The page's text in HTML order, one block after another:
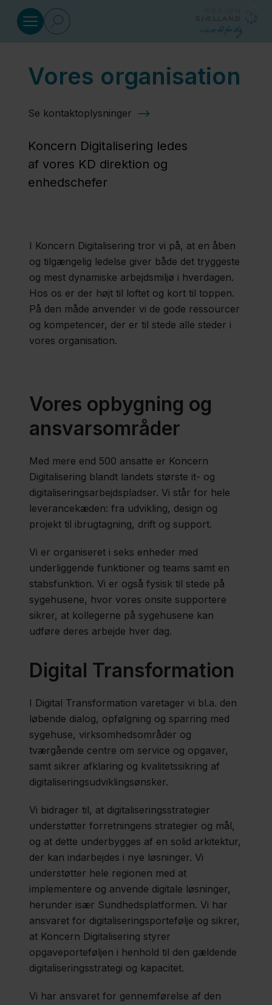
Sundhed
Social
Klima
og
Regional
Udvikling
Politik
Job og
Fagfolk
Nyheder
Presse
Kontakt
Vores organisation
Se kontaktoplysninger
Koncern Digitalisering ledes
af vores KD direktion og
enhedschefer
I Koncern Digitalisering tror vi på, at en åben
og tilgængelig ledelse giver både det tryggeste
og mest dynamiske arbejdsmiljø i hverdagen.
Hos os er der højt til loftet og kort til toppen.
På den måde anvender vi de gode ressourcer
og kompetencer, der er til stede alle steder i
vores organisation.
Vores opbygning og
ansvarsområder
Med mere end 500 ansatte er Koncern
Digitalisering blandt landets største it- og
digitaliseringsarbejdspladser. Vi står for hele
leverancekæden: fra udvikling, design og
projekt til ibrugtagning, drift og support.
Vi er organiseret i seks enheder med
underliggende funktioner og teams samt en
stabsfunktion. Vi er også fysisk til stede på
sygehusene, hvor vores onsite supportere
sikrer, at kollegerne på sygehusene kan
udføre deres arbejde hver dag.
Digital Transformation
I Digital Transformation varetager vi bl.a. den
løbende dialog, opfølgning og sparring med
sygehuse, virksomhedsområder og
tværgående centre om service og opgaver,
samt sikrer afklaring og kvalitetssikring af
digitaliseringsudviklingsønsker.
Vi bidrager til, at digitaliseringsstrategier
understøtter forretningens strategier og mål,
og at dette underbygges af en solid arkitektur,
der kan indarbejdes i nye løsninger. Vi
understøtter hele regionen med at
implementere og anvende digitale løsninger,
herunder især Sundhedsplatformen. Vi har
ansvaret for digitaliseringsportefølje og sikrer,
at Koncern Digitalisering styrer
opgaveporteføljen i henhold til den gældende
digitaliseringsstrategi og kapacitet.
Vi har ansvaret for gennemførelse af den